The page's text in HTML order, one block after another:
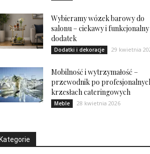
Wybieramy wózek barowy do
salonu – ciekawy i funkcjonalny
dodatek
Dodatki i dekoracje 29 kwietnia
Mobilność i wytrzymałość –
przewodnik po
krzesłach cateringowych
Meble 28 kwietnia 2026
Kategorie